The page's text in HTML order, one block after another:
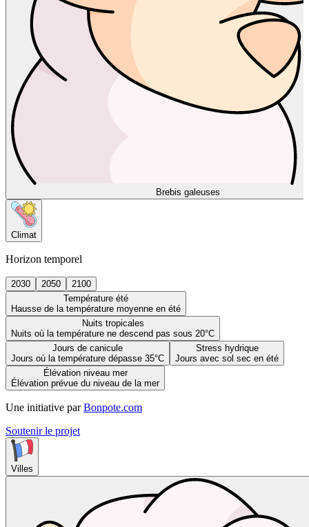
Brebis galeuses
Climat
Horizon temporel
2030 2050
2100
Température été
Hausse de la température moyenne en été
Nuits tropicales
Nuits où la température ne descend pas sous 20°C
Jours de canicule
Jours où la température dépasse 35°C
Stress hydrique
Jours avec sol sec en été
Élévation niveau mer
Élévation prévue du niveau de la mer
Une initiative par Bonpote.com
Soutenir le projet
Villes